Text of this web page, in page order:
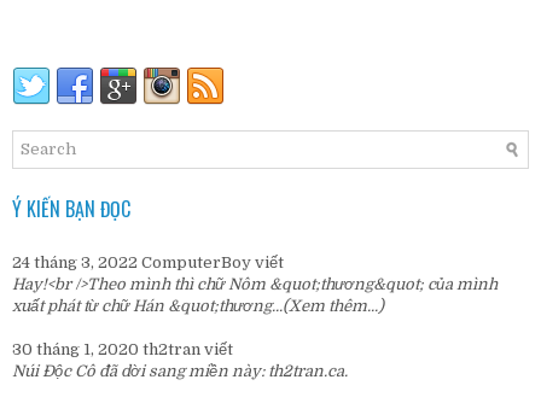
Ý KIẾN BẠN ĐỌC
24 tháng 3, 2022 ComputerBoy viết
Hay!<br />Theo mình thì chữ Nôm &quot;thương&quot; của mình
xuất phát từ chữ Hán &quot;thương...(Xem thêm...)
30 tháng 1, 2020 th2tran viết
Núi Độc Cô đã dời sang miền này: th2tran.ca.